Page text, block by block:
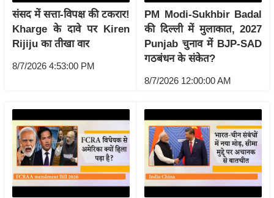
इ
फ
स्टा
ल
क्नॉ
लॉ
जी
ब्यू
टी
/
संसद में सत्ता-विपक्ष की टकरार!
Kharge के दावे पर Kiren
Rijiju का तीखा वार
8/7/2026 4:53:00 PM
PM Modi-Sukhbir Badal
की दिल्ली में मुलाकात, 2027
Punjab चुनाव में BJP-SAD
गठबंधन के संकेत?
8/7/2026 12:00:00 AM